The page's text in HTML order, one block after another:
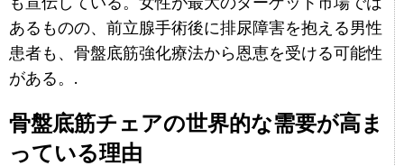
あるものの、前立腺手術後に排尿障害を抱える男性
患者も、骨盤底筋強化療法から恩恵を受ける可能性
がある。.
骨盤底筋チェアの世界的な需要が高ま
っている理由